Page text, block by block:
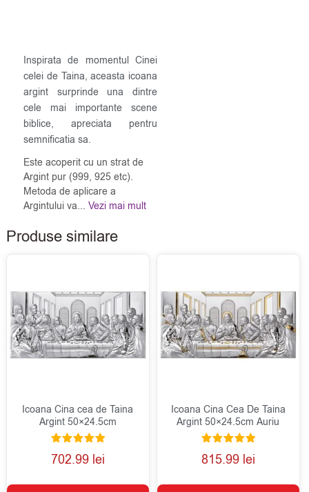
Inspirata de momentul Cinei
celei de Taina, aceasta icoana
argint surprinde una dintre
cele mai importante scene
biblice, apreciata pentru
semnificatia sa.
Este acoperit cu un strat de
Argint pur (999, 925 etc).
Metoda de aplicare a
Argintului va... Vezi mai mult
Produse similare
Icoana Cina cea de Taina
Argint 50×24.5cm
Evaluat la
5.00
702.99 lei
Icoana Cina Cea De Taina
Argint 50×24.5cm Auriu
Evaluat la
5.00
815.99 lei